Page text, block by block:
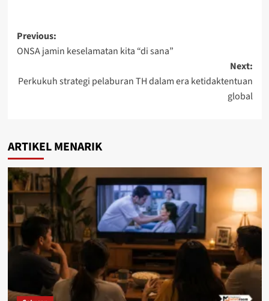
Previous:
ONSA jamin keselamatan kita “di sana”
Next:
Perkukuh strategi pelaburan TH dalam era ketidaktentuan
global
ARTIKEL MENARIK